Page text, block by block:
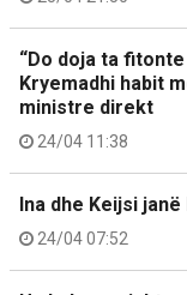
“Do doja ta
Kryemadhi habit
ministre direkt
24/04 11:38
Ina dhe Keijsi
24/04 07:52